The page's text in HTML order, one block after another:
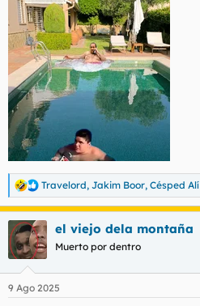
R
e
a
c
c
i
e
Travelord, Jakim Boor, Césped Alí
el viejo dela montaña
Muerto por dentro
9 Ago 2025